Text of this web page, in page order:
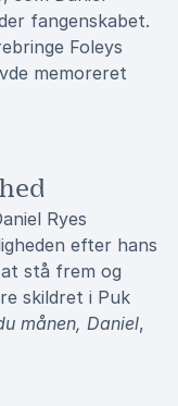
fangenskabet.
Foleys
memoreret
Ryes
efter hans
stå frem og
skildret i Puk
månen, Daniel,